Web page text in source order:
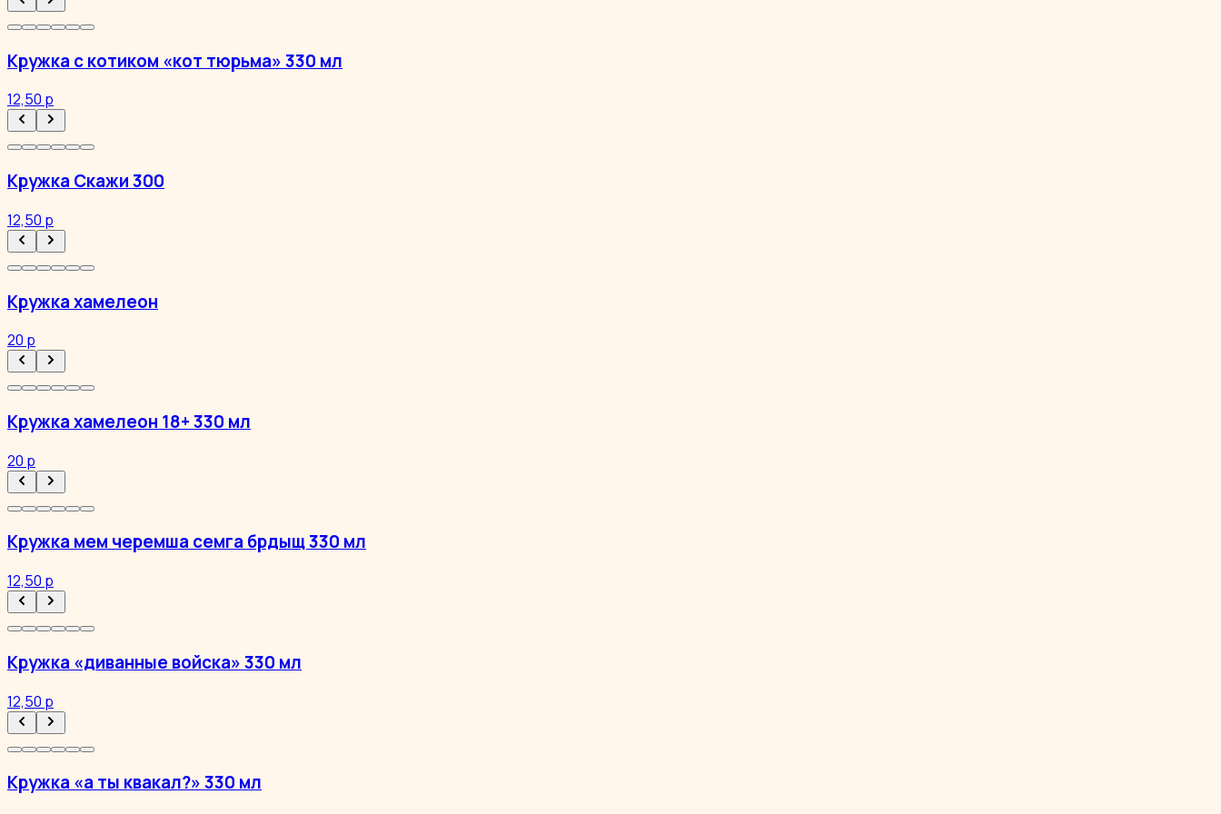
Кружка с котиком «кот тюрьма» 330 мл
12,50 р
Кружка Скажи 300
12,50 р
Кружка хамелеон
20 р
Кружка хамелеон 18+ 330 мл
20 р
Кружка мем черемша семга брдыщ 330 мл
12,50 р
Кружка «диванные войска» 330 мл
12,50 р
Кружка «а ты квакал?» 330 мл